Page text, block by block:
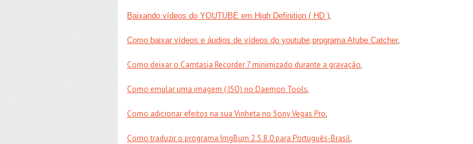
Baixando vídeos do YOUTUBE em High Definition ( HD ),
Como baixar vídeos e áudios de vídeos do youtube,programa Atube Catcher,
Como deixar o Camtasia Recorder 7 minimizado durante a gravação,
Como emular uma imagem (.ISO) no Daemon Tools,
Como adicionar efeitos na sua Vinheta no Sony Vegas Pro,
Como traduzir o programa ImgBurn 2.5.8.0 para Português-Brasil,